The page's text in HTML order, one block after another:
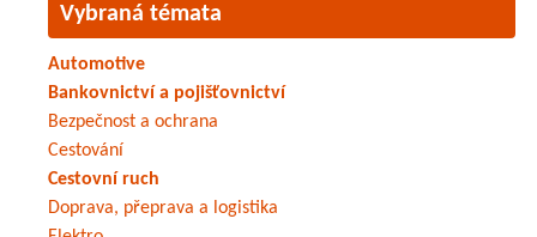
Vybraná témata
Automotive
Bankovnictví a pojišťovnictví
Bezpečnost a ochrana
Cestování
Cestovní ruch
Doprava, přeprava a logistika